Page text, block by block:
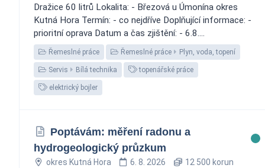
Dražice 60 litrů Lokalita: - Březová u Úmonína okres
Kutná Hora Termín: - co nejdříve Doplňující informace: -
prioritní oprava Datum a čas zjištění: - 6.8....
Řemeslné práce Řemeslné práce Plyn, voda, topení
Servis Bílá technika topenářské práce
elektrický bojler
Poptávám: měření radonu a
hydrogeologický průzkum
okres Kutná Hora 6. 8. 2026 12 500 korun